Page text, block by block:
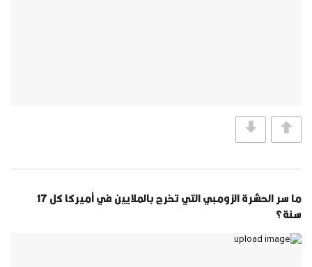
ما سر الحشرة الزومبي التي تخرج بالملايين في أميركا كل 17
سنة؟